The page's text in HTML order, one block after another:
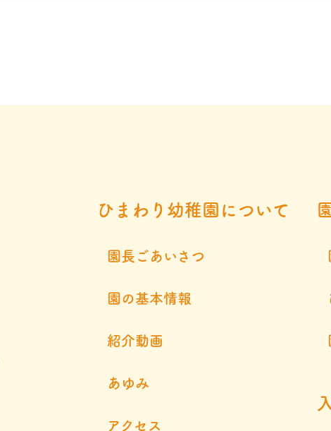
ひまわり幼稚園について
園長ごあいさつ
園の基本情報
紹介動画
あゆみ
アクセス